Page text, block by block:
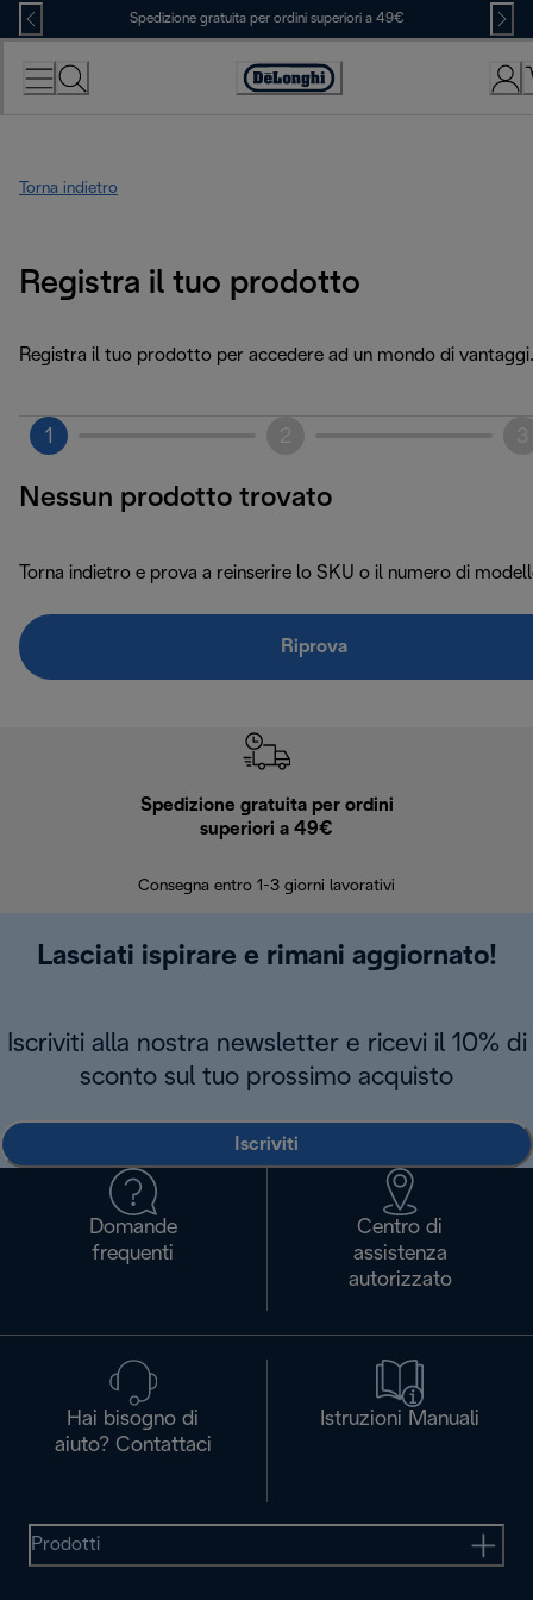
Skip
to
Content
Spedizione gratuita per ordini superiori a 49€
Accessibility
Torna indietro
Registra il tuo prodotto
Registra il tuo prodotto per accedere ad un mondo di vantaggi.
1
Nessun prodotto trovato
Torna indietro e prova a reinserire lo SKU o il numero di
Riprova
Spedizione gratuita per ordini
superiori a 49€
Consegna entro 1-3 giorni lavorativi
Lasciati ispirare e rimani aggiornato!
Iscriviti alla nostra newsletter e ricevi il 10% di
sconto sul tuo prossimo acquisto
Iscriviti
Domande
frequenti
Centro di
assistenza
autorizzato
Hai bisogno di
aiuto? Contattaci
Istruzioni Manuali
Prodotti